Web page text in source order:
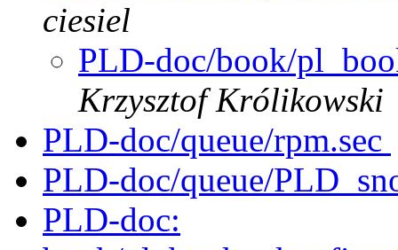
ciesiel
PLD-doc/book/
Krzysztof Królikowski
PLD-doc/queue/rpm.sec
PLD-doc/queue/
PLD-doc: